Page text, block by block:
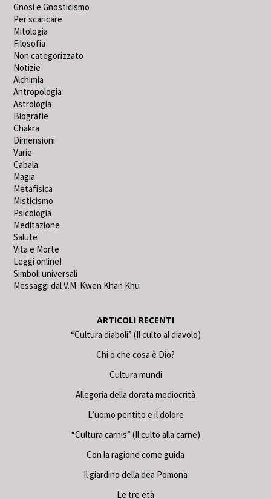
Gnosi e Gnosticismo
Per scaricare
Mitologia
Filosofia
Non categorizzato
Notizie
Alchimia
Antropologia
Astrologia
Biografie
Chakra
Dimensioni
Varie
Cabala
Magia
Metafisica
Misticismo
Psicologia
Meditazione
Salute
Vita e Morte
Leggi online!
Simboli universali
Messaggi dal V.M. Kwen Khan Khu
ARTICOLI RECENTI
“Cultura diaboli” (Il culto al diavolo)
Chi o che cosa è Dio?
Cultura mundi
Allegoria della dorata mediocrità
L’uomo pentito e il dolore
“Cultura carnis” (Il culto alla carne)
Con la ragione come guida
Il giardino della dea Pomona
Le tre età